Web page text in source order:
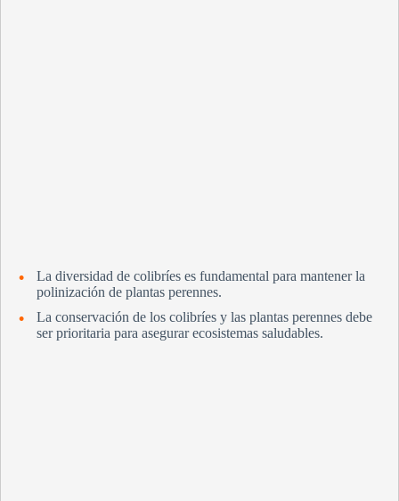
La diversidad de colibríes es fundamental para mantener la
polinización de plantas perennes.
La conservación de los colibríes y las plantas perennes debe
ser prioritaria para asegurar ecosistemas saludables.